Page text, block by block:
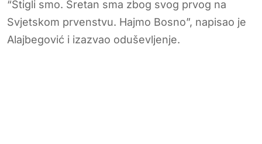
“Stigli smo. Sretan sma zbog svog prvog na
Svjetskom prvenstvu. Hajmo Bosno”, napisao je
Alajbegović i izazvao oduševljenje.